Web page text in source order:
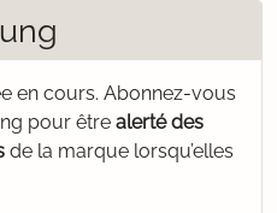
en cours. Abonnez-vous
pour être alerté des
de la marque lorsqu’elles